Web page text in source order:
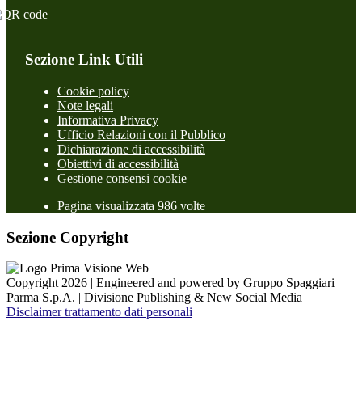
Sezione Link Utili
Cookie policy
Note legali
Informativa Privacy
Ufficio Relazioni con il Pubblico
Dichiarazione di accessibilità
Obiettivi di accessibilità
Gestione consensi cookie
Pagina visualizzata 986 volte
Sezione Copyright
Copyright 2026 | Engineered and powered by Gruppo Spaggiari
Parma S.p.A. | Divisione Publishing & New Social Media
Disclaimer trattamento dati personali